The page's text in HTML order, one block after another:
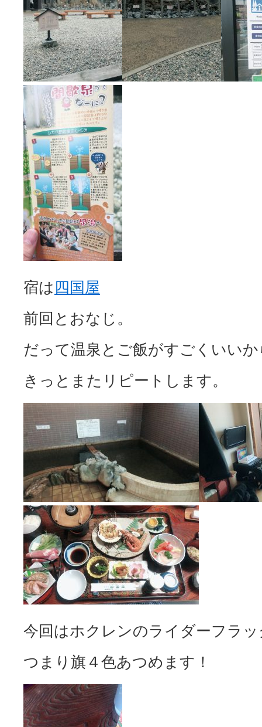
宿は四国屋
前回とおなじ。
だって温泉とご飯がすごくいい
きっとまたリピートします。
今回はホクレンのライダーフラ
つまり旗４色あつめます！